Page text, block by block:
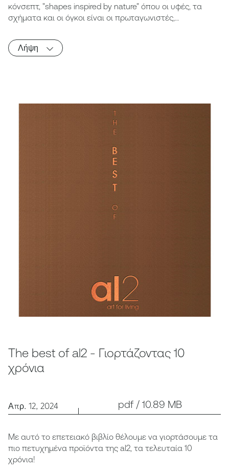
κόνσεπτ, "shapes inspired by nature" όπου οι υφές, τα
σχήματα και οι όγκοι είναι οι πρωταγωνιστές,
Λήψη
The best of al2 - Γιορτάζοντας 10
χρόνια
Απρ. 12, 2024 pdf / 10.89 MB
Με αυτό το επετειακό βιβλίο θέλουμε να γιορτάσουμε τα
πιο πετυχημένα προϊόντα της al2, τα τελευταία 10
χρόνια!